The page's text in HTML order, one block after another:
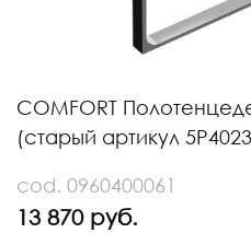
COMFORT
(старый артикул
cod. 0960400061
13 870 руб.